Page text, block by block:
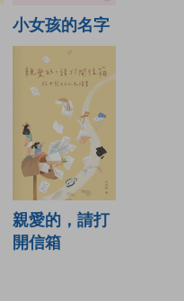
小女孩的名字
親愛的，請打
開信箱